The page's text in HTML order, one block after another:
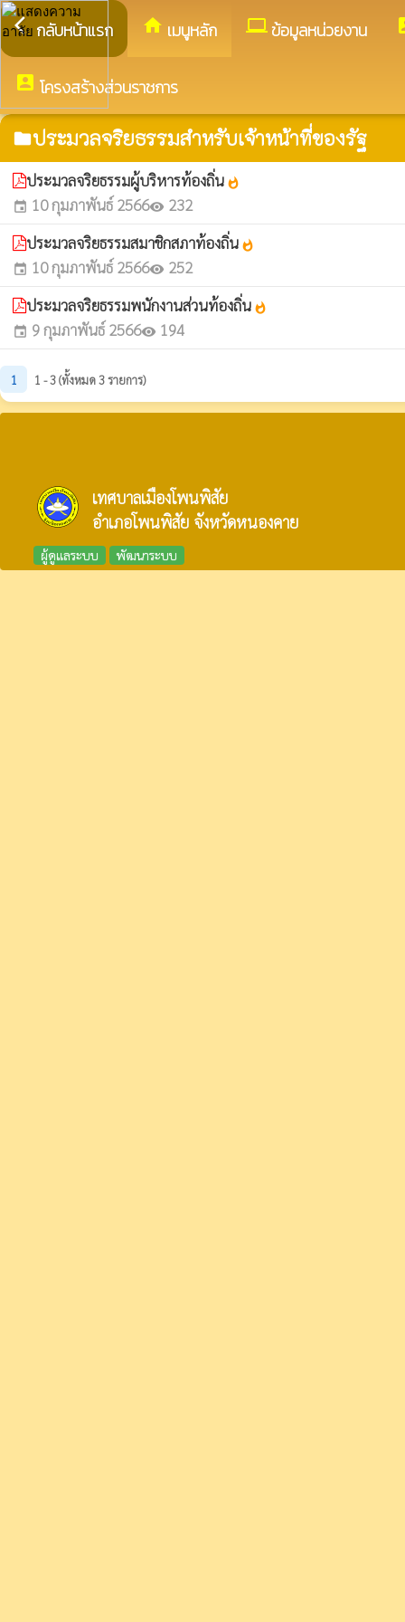
arrow_back_ios กลับหน้าแรก home เมนูหลัก computerข้อมูลหน่วยงาน
account_box โครงสร้างส่วนราชการ
folderประมวลจริยธรรมสำหรับเจ้าหน้าที่ของรัฐ
ประมวลจริยธรรมผู้บริหารท้องถิ่น whatshot
event 10 กุมภาพันธ์ 2566visibility 232
ประมวลจริยธรรมสมาชิกสภาท้องถิ่น whatshot
event 10 กุมภาพันธ์ 2566visibility 252
ประมวลจริยธรรมพนักงานส่วนท้องถิ่น whatshot
event 9 กุมภาพันธ์ 2566visibility 194
1 1 - 3 (ทั้งหมด 3 รายการ)
เทศบาลเมืองโพนพิสัย
อำเภอโพนพิสัย จังหวัดหนองคาย
ผู้ดูแลระบบ พัฒนาระบบ